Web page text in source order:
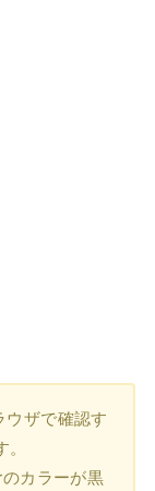
ザで確認す
カラーが黒